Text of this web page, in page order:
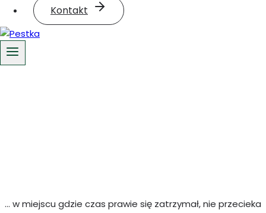
Kontakt
… w miejscu gdzie czas prawie się zatrzymał, nie przecieka